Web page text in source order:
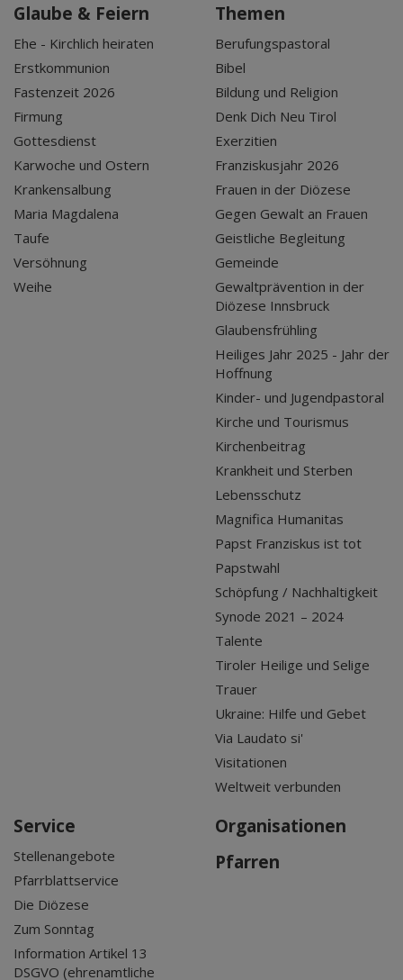
Glaube & Feiern
Ehe - Kirchlich heiraten
Erstkommunion
Fastenzeit 2026
Firmung
Gottesdienst
Karwoche und Ostern
Krankensalbung
Maria Magdalena
Taufe
Versöhnung
Weihe
Themen
Berufungspastoral
Bibel
Bildung und Religion
Denk Dich Neu Tirol
Exerzitien
Franziskusjahr 2026
Frauen in der Diözese
Gegen Gewalt an Frauen
Geistliche Begleitung
Gemeinde
Gewaltprävention in der
Diözese Innsbruck
Glaubensfrühling
Heiliges Jahr 2025 - Jahr der
Hoffnung
Kinder- und Jugendpastoral
Kirche und Tourismus
Kirchenbeitrag
Krankheit und Sterben
Lebensschutz
Magnifica Humanitas
Papst Franziskus ist tot
Papstwahl
Schöpfung / Nachhaltigkeit
Synode 2021 – 2024
Talente
Tiroler Heilige und Selige
Trauer
Ukraine: Hilfe und Gebet
Via Laudato si'
Visitationen
Weltweit verbunden
Service
Stellenangebote
Pfarrblattservice
Die Diözese
Zum Sonntag
Information Artikel 13
DSGVO (ehrenamtliche
Organisationen
Pfarren